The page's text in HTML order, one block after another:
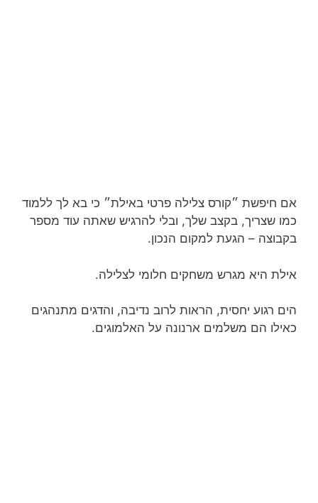
אם חיפשת ״קורס צלילה פרטי באילת״ כי בא לך ללמוד
כמו שצריך, בקצב שלך, ובלי להרגיש שאתה עוד מספר
בקבוצה – הגעת למקום הנכון.
אילת היא מגרש משחקים חלומי לצלילה.
הים רגוע יחסית, הראות לרוב נדיבה, והדגים מתנהגים
כאילו הם משלמים ארנונה על האלמוגים.